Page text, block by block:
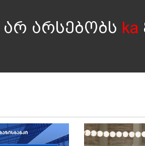
არსებობს ka